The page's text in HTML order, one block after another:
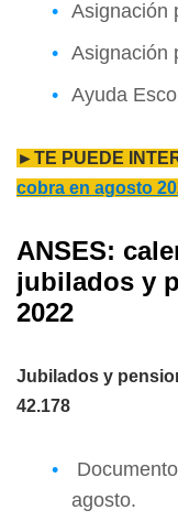
Asignación
Asignación
Ayuda
►TE PUEDE
cobra en agosto
ANSES:
jubilados y
2022
Jubilados y
42.178
agosto.